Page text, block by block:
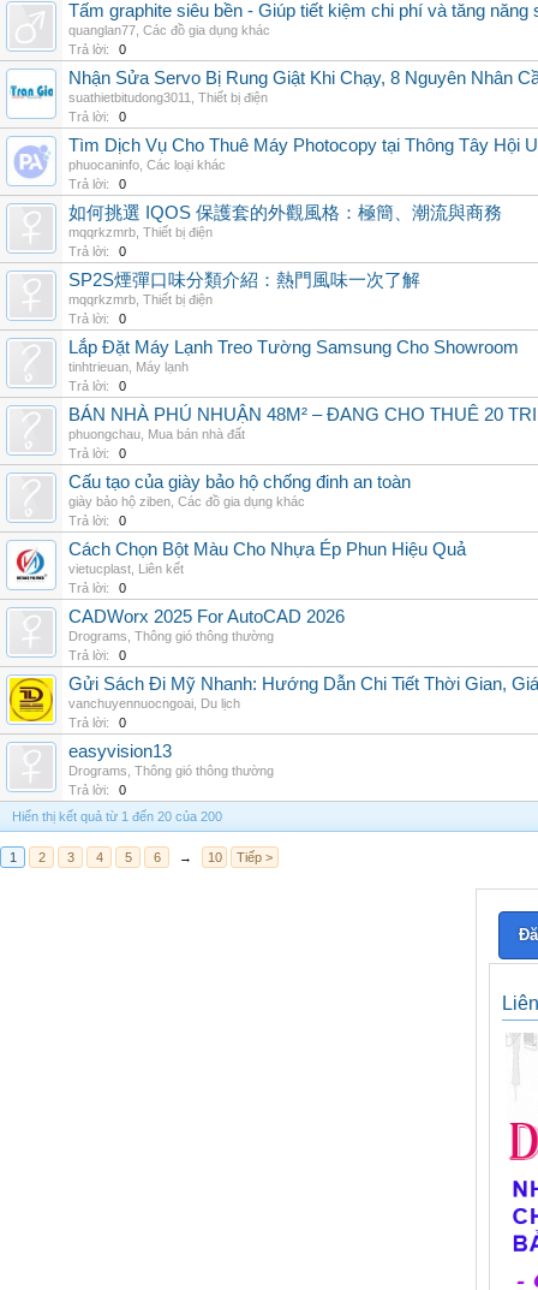
Tấm graphite siêu bền - Giúp tiết kiệm chi phí và tăng năng
quanglan77 Các đồ gia dụng khác
Trả lời:
0
Nhận Sửa Servo Bị Rung Giật Khi Chạy, 8 Nguyên Nhân
suathietbitudong3011
Thiết bị điện
Trả lời:
0
Tìm Dịch Vụ Cho Thuê Máy Photocopy tại Thông Tây Hội
phuocaninfo Các loại khác
Trả lời:
0
如何挑選 IQOS 保護套的外觀風格：極簡、潮流與商務
mqqrkzmrb Thiết bị điện
Trả lời:
0
SP2S煙彈口味分類介紹：熱門風味一次了解
mqqrkzmrb Thiết bị điện
Trả lời:
0
Lắp Đặt Máy Lạnh Treo Tường Samsung Cho Showroom
tinhtrieuan Máy lạnh
Trả lời:
0
BÁN NHÀ PHÚ NHUẬN 48M² – ĐANG CHO THUÊ 20
phuongchau Mua bán nhà đất
Trả lời:
0
Cấu tạo của giày bảo hộ chống đinh an toàn
giày bảo hộ ziben Các đồ gia dụng khác
Trả lời:
0
Cách Chọn Bột Màu Cho Nhựa Ép Phun Hiệu Quả
vietucplast Liên kết
Trả lời:
0
CADWorx 2025 For AutoCAD 2026
Drograms Thông gió thông thường
Trả lời:
0
Gửi Sách Đi Mỹ Nhanh: Hướng Dẫn Chi Tiết Thời Gian,
vanchuyennuocngoai Du lịch
Trả lời:
0
easyvision13
Drograms Thông gió thông thường
Trả lời:
0
Hiển thị kết quả từ 1 đến 20 của 200
1 2 3 4 5 6 → 10 Tiếp >